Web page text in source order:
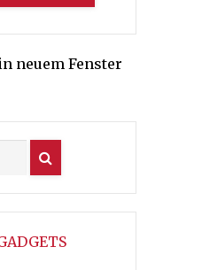
neuem Fenster